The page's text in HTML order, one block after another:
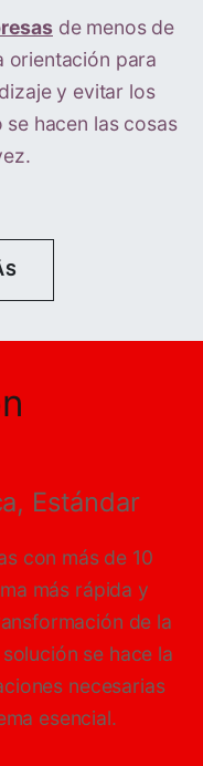
de menos de
orientación para
y evitar los
hacen las cosas
Estándar
con más de 10
más rápida y
de la
se hace la
necesarias
esencial.